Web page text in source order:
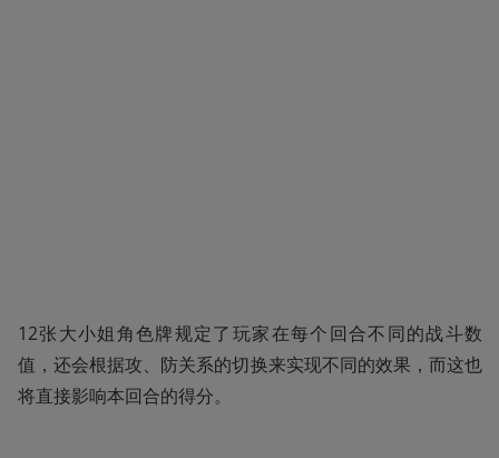
12张大小姐角色牌规定了玩家在每个回合不同的战斗数
值，还会根据攻、防关系的切换来实现不同的效果，而这也
将直接影响本回合的得分。